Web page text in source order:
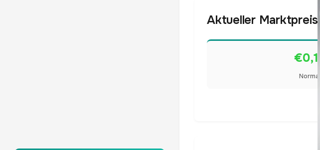
Aktueller Marktpreis
Normal